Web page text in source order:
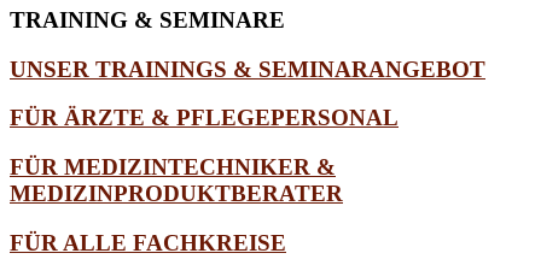
TRAINING & SEMINARE
UNSER TRAININGS & SEMINARANGEBOT
FÜR ÄRZTE & PFLEGEPERSONAL
FÜR MEDIZINTECHNIKER &
MEDIZINPRODUKTBERATER
FÜR ALLE FACHKREISE